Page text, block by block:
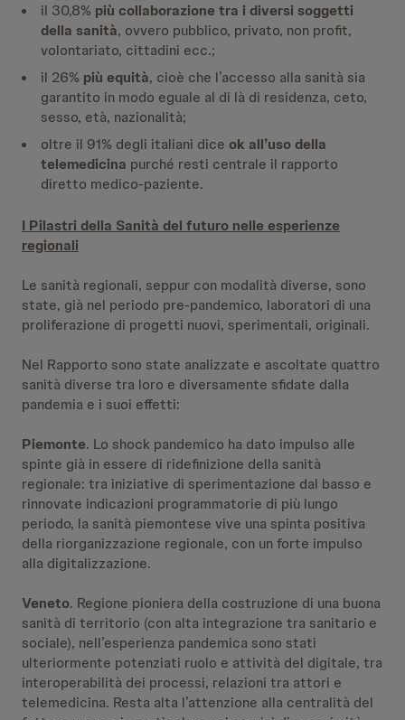
il 30,8% più collaborazione tra i diversi soggetti
della sanità, ovvero pubblico, privato, non profit,
volontariato, cittadini ecc.;
il 26% più equità, cioè che l’accesso alla sanità sia
garantito in modo eguale al di là di residenza, ceto,
sesso, età, nazionalità;
oltre il 91% degli italiani dice ok all’uso della
telemedicina purché resti centrale il rapporto
diretto medico-paziente.
I Pilastri della Sanità del futuro nelle esperienze
regionali
Le sanità regionali, seppur con modalità diverse, sono
state, già nel periodo pre-pandemico, laboratori di una
proliferazione di progetti nuovi, sperimentali, originali.
Nel Rapporto sono state analizzate e ascoltate quattro
sanità diverse tra loro e diversamente sfidate dalla
pandemia e i suoi effetti:
Piemonte. Lo shock pandemico ha dato impulso alle
spinte già in essere di ridefinizione della sanità
regionale: tra iniziative di sperimentazione dal basso e
rinnovate indicazioni programmatorie di più lungo
periodo, la sanità piemontese vive una spinta positiva
della riorganizzazione regionale, con un forte impulso
alla digitalizzazione.
Veneto. Regione pioniera della costruzione di una buona
sanità di territorio (con alta integrazione tra sanitario e
sociale), nell’esperienza pandemica sono stati
ulteriormente potenziati ruolo e attività del digitale, tra
interoperabilità dei processi, relazioni tra attori e
telemedicina. Resta alta l’attenzione alla centralità del